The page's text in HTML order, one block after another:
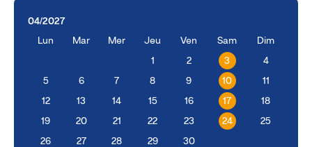
04/2027
Lun
Mar Mer Jeu Ven Sam Dim
1 2 3 4
5 6 7 8 9 10 11
12 13 14 15 16 17 18
19 20 21 22 23 24 25
26 27 28 29 30